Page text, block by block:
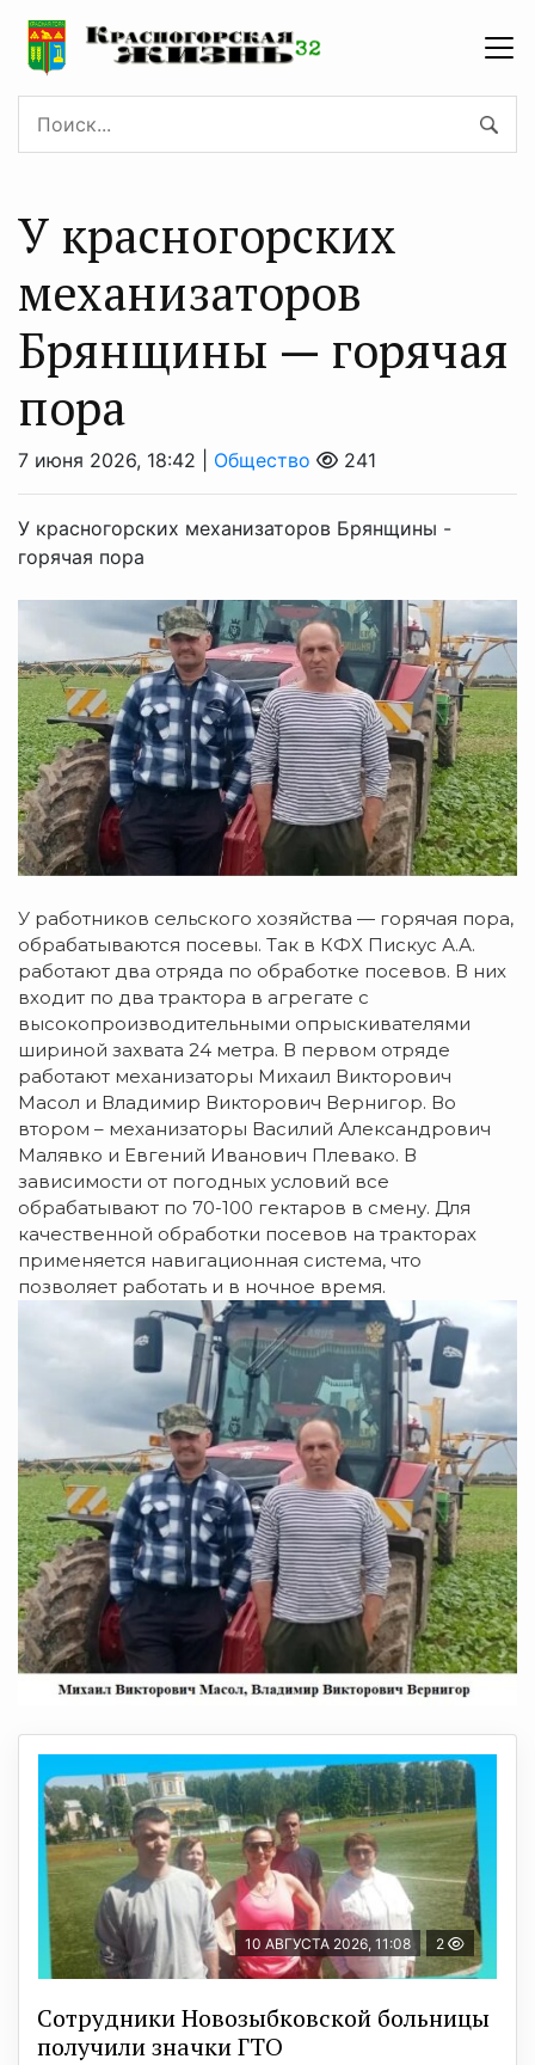
У красногорских
механизаторов
Брянщины — горячая
пора
7 июня 2026, 18:42 | Общество 241
У красногорских механизаторов Брянщины -
горячая пора
У работников сельского хозяйства — горячая пора,
обрабатываются посевы. Так в КФХ Пискус А.А.
работают два отряда по обработке посевов. В них
входит по два трактора в агрегате с
высокопроизводительными опрыскивателями
шириной захвата 24 метра. В первом отряде
работают механизаторы Михаил Викторович
Масол и Владимир Викторович Вернигор. Во
втором – механизаторы Василий Александрович
Малявко и Евгений Иванович Плевако. В
зависимости от погодных условий все
обрабатывают по 70-100 гектаров в смену. Для
качественной обработки посевов на тракторах
применяется навигационная система, что
позволяет работать и в ночное время.
10 АВГУСТА 2026, 11:08 2
Сотрудники Новозыбковской больницы
получили значки ГТО